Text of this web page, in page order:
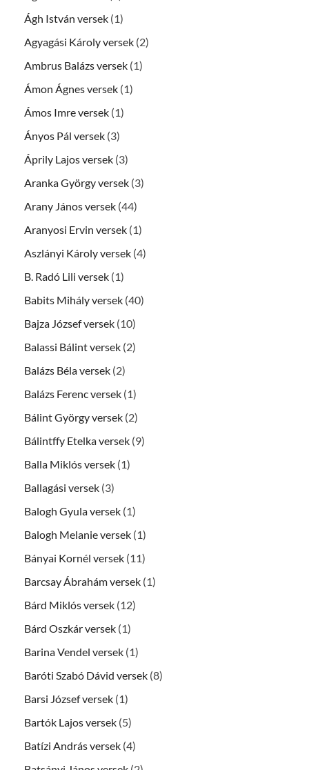
Ágh István versek (1)
Agyagási Károly versek (2)
Ambrus Balázs versek (1)
Ámon Ágnes versek (1)
Ámos Imre versek (1)
Ányos Pál versek (3)
Áprily Lajos versek (3)
Aranka György versek (3)
Arany János versek (44)
Aranyosi Ervin versek (1)
Aszlányi Károly versek (4)
B. Radó Lili versek (1)
Babits Mihály versek (40)
Bajza József versek (10)
Balassi Bálint versek (2)
Balázs Béla versek (2)
Balázs Ferenc versek (1)
Bálint György versek (2)
Bálintffy Etelka versek (9)
Balla Miklós versek (1)
Ballagási versek (3)
Balogh Gyula versek (1)
Balogh Melanie versek (1)
Bányai Kornél versek (11)
Barcsay Ábrahám versek (1)
Bárd Miklós versek (12)
Bárd Oszkár versek (1)
Barina Vendel versek (1)
Baróti Szabó Dávid versek (8)
Barsi József versek (1)
Bartók Lajos versek (5)
Batízi András versek (4)